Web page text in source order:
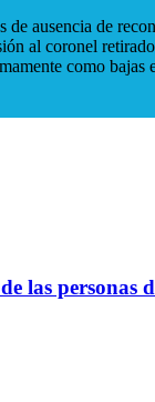
de ausencia de
al coronel
como bajas
las personas